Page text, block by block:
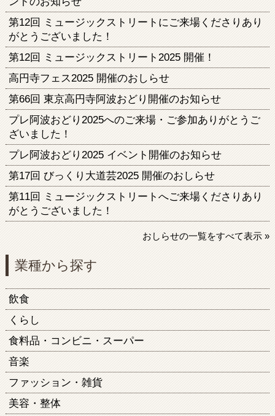
第12回 ミュージックストリートにご来場くださりあり
がとうございました！
第12回 ミュージックストリート2025 開催！
高円寺フェス2025 開催のおしらせ
第66回 東京高円寺阿波おどり開催のお知らせ
プレ阿波おどり2025へのご来場・ご参加ありがとうご
ざいました！
プレ阿波おどり2025 イベント開催のお知らせ
第17回 びっくり大道芸2025 開催のおしらせ
第11回 ミュージックストリートへご来場くださりあり
がとうございました！
おしらせの一覧をすべて表示 »
業種から探す
飲食
くらし
食料品・コンビニ・スーパー
音楽
ファッション・雑貨
美容・整体